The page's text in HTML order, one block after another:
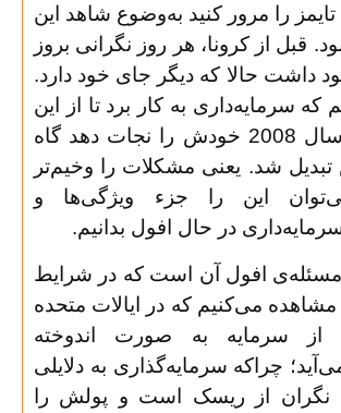
تایمز را مرور کنید به‌وضوع شاهد این
قبل از کرونا، هر روز نگرانی بروز
داشت حالا که دیگر جای خود دارد.
سرمایه‌داری به کار برد تا از این
پس‌لرزه‌های سال 2008 خودش را نجات دهد گاه
شد. یعنی مشکلات را وخیم‌تر
این را جزء ویژگی‌ها و
در حال افول بدانیم.
مسئله‌ی افول آن است که در شرایط
می‌کنیم که در ایالات متحده
سرمایه به صورت اندوخته
چراکه سرمایه‌گذاری به دلایلی
نگران از ریسک است و پولش را